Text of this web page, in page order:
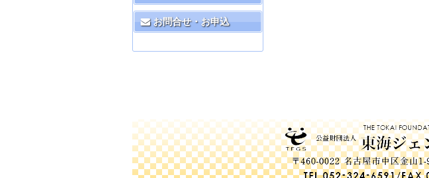
お問合せ・お申込